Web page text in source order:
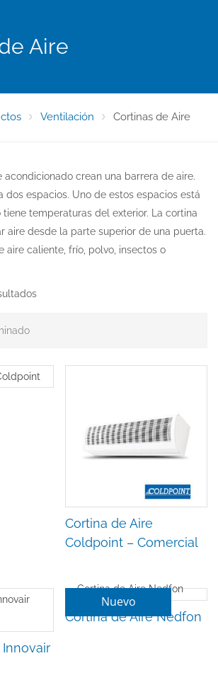
Aire
Ventilación Cortinas de Aire
acondicionado crean una barrera de aire.
dos espacios. Uno de estos espacios está
temperaturas del exterior. La cortina
aire desde la parte superior de una puerta.
aire caliente, frío, polvo, insectos o
Cortina de Aire
Coldpoint – Comercial
Nuevo
Cortina de Aire Nedfon